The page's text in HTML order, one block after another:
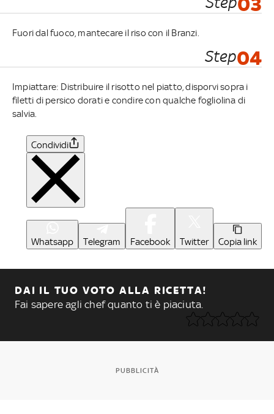
Fuori dal fuoco, mantecare il riso con il Branzi.
Step04
Impiattare: Distribuire il risotto nel piatto, disporvi sopra i
filetti di persico dorati e condire con qualche fogliolina di
salvia.
Condividi
Whatsapp Telegram Facebook Twitter Copia link
DAI IL TUO VOTO ALLA RICETTA!
Fai sapere agli chef quanto ti è piaciuta.
PUBBLICITÀ